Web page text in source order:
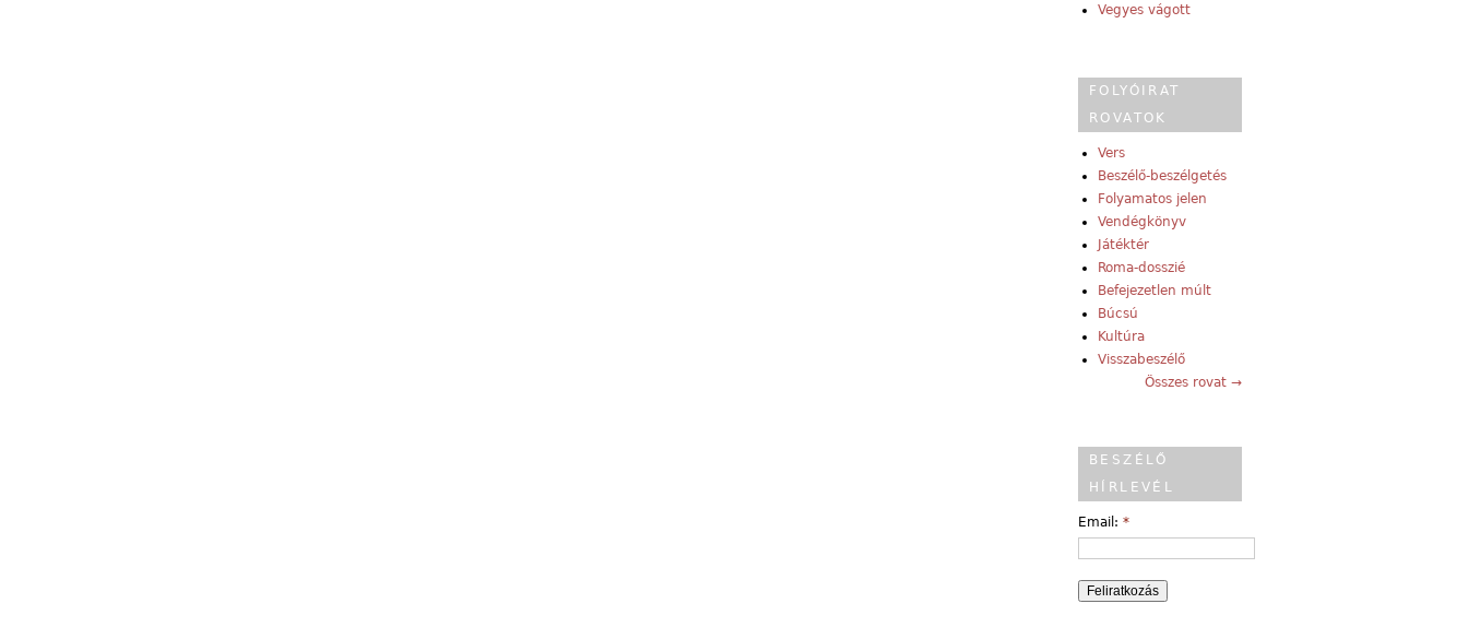
Vegyes vágott
FOLYÓIRAT
ROVATOK
Vers
Beszélő-beszélgetés
Folyamatos jelen
Vendégkönyv
Játéktér
Roma-dosszié
Befejezetlen múlt
Búcsú
Kultúra
Visszabeszélő
Összes rovat →
BESZÉLŐ
HÍRLEVÉL
Email: *